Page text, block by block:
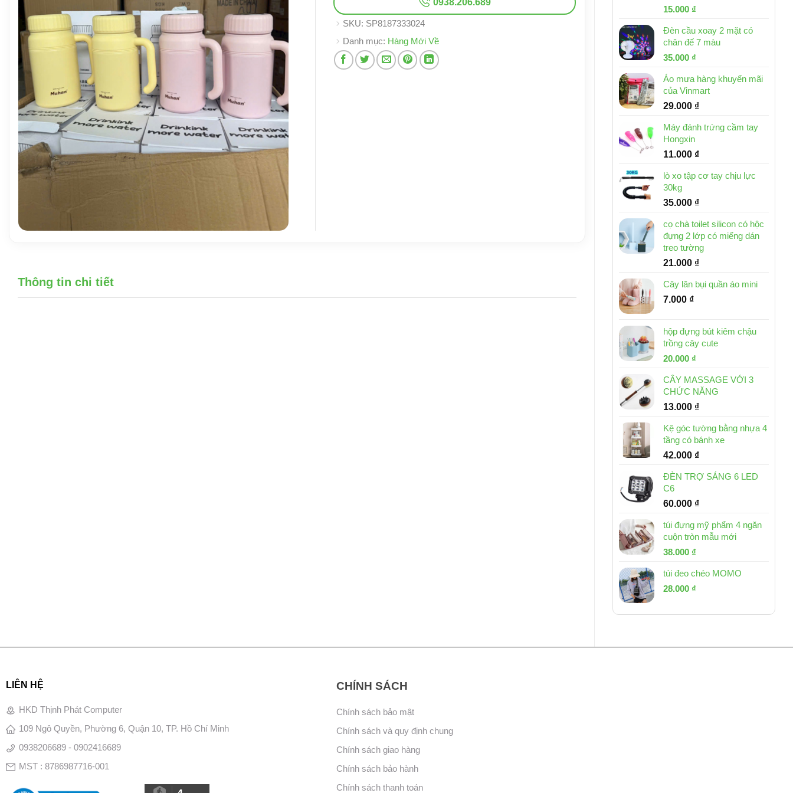
Giá
là:
32.000 ₫.
15.000 ₫
tại
là:
Đèn cầu xoay 2 mặt có
chân đế 7 màu
Giá
là:
46.000 ₫.
35.000 ₫
tại
là:
35.000 ₫.
Áo mưa hàng khuyến mãi
của Vinmart
29.000 ₫
Máy đánh trứng cầm tay
Hongxin
11.000 ₫
lò xo tập cơ tay chịu lực
30kg
35.000 ₫
cọ chà toilet silicon có hộc
đựng 2 lớp có miếng dán
treo tường
21.000 ₫
Cây lăn bụi quần áo mini
7.000 ₫
hộp đựng bút kiêm chậu
trồng cây cute
Giá
là:
30.000 ₫.
20.000 ₫
tại
là:
20.000 ₫.
CÂY MASSAGE VỚI 3
CHỨC NĂNG
13.000 ₫
Kệ góc tường bằng nhựa 4
tầng có bánh xe
42.000 ₫
ĐÈN TRỢ SÁNG 6 LED
C6
60.000 ₫
túi đựng mỹ phẩm 4 ngăn
cuộn tròn mẫu mới
Giá
là:
53.000 ₫.
38.000 ₫
tại
túi đeo chéo MOMO
Giá
là:
28.000 ₫
tại
0938.206.689
SKU: SP8187333024
Danh mục: Hàng Mới Về
Thông tin chi tiết
LIÊN HỆ
HKD Thịnh Phát Computer
109 Ngô Quyền, Phường 6, Quận 10, TP. Hồ Chí Minh
0938206689 - 0902416689
MST : 8786987716-001
CHÍNH SÁCH
Chính sách bảo mật
Chính sách và quy định chung
Chính sách giao hàng
Chính sách bảo hành
Chính sách thanh toán